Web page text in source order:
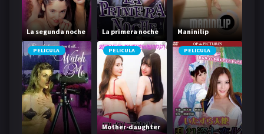
La segunda noche La primera noche Maninilip
PELICULA PELICULA
Mother-daughter
PELICULA